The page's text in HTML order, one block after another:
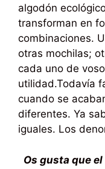
algodón
transforman en
combinaciones.
otras mochilas;
cada uno de
utilidad.Todavía
cuando se
diferentes. Ya
iguales. Los
Os gusta que